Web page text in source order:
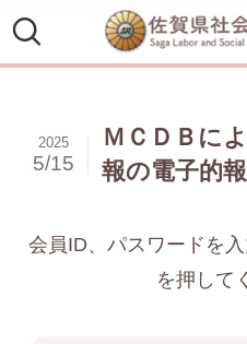
ＭＣＤＢに
報の電子的
2025
5/15
会員ID、パスワードを
を押して